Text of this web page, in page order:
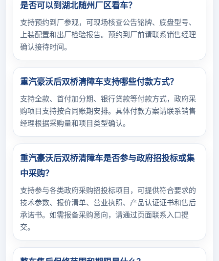
是否可以到湖北随州厂区看车？
支持预约到厂参观，可现场核查公告铭牌、底盘型号、
上装配置和出厂检验报告。预约到厂前请联系销售经理
确认接待时间。
重汽豪沃后双桥清障车支持哪些付款方式？
支持全款、首付加分期、银行贷款等付款方式，政府采
购项目支持按合同账期安排。具体付款方案请联系销售
经理根据采购量和项目类型确认。
重汽豪沃后双桥清障车是否参与政府招投标或集
中采购？
支持参与各类政府采购招投标项目，可提供符合要求的
技术参数、报价清单、营业执照、产品认证证书和售后
承诺书。如需报备采购意向，请通过页面联系入口提
交。